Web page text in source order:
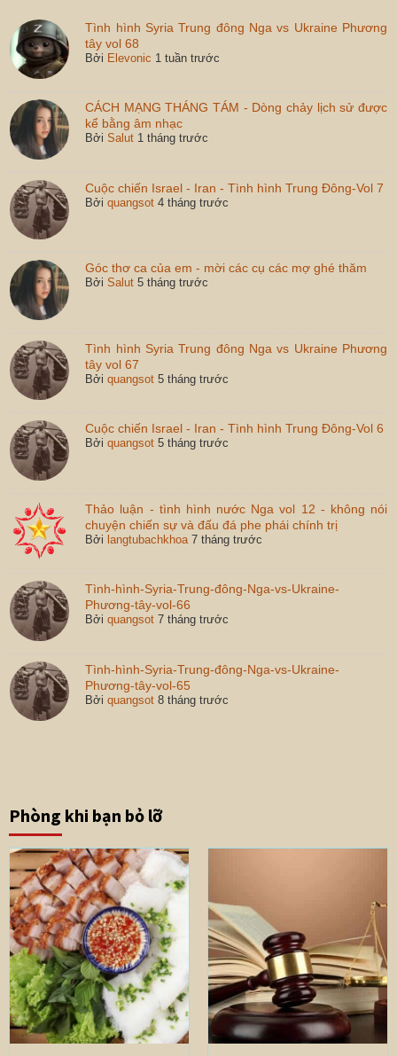
Tình hình Syria Trung đông Nga vs Ukraine Phương
tây vol 68
Bởi Elevonic 1 tuần trước
CÁCH MẠNG THÁNG TÁM - Dòng chảy lịch sử được
kể bằng âm nhạc
BởiSalut 1 tháng trước
Cuộc chiến Israel - Iran - Tình hình Trung Đông-Vol 7
Bởiquangsot 4 tháng trước
Góc thơ ca của em - mời các cụ các mợ ghé thăm
BởiSalut 5 tháng trước
Tình hình Syria Trung đông Nga vs Ukraine Phương
tây vol 67
Bởiquangsot 5 tháng trước
Cuộc chiến Israel - Iran - Tình hình Trung Đông-Vol 6
Bởiquangsot 5 tháng trước
Thảo luận - tình hình nước Nga vol 12 - không nói
chuyện chiến sự và đấu đá phe phái chính trị
Bởi langtubachkhoa 7 tháng trước
Tình-hình-Syria-Trung-đông-Nga-vs-Ukraine-
Phương-tây-vol-66
Bởiquangsot 7 tháng trước
Tình-hình-Syria-Trung-đông-Nga-vs-Ukraine-
Phương-tây-vol-65
Bởiquangsot 8 tháng trước
Phòng khi bạn bỏ lỡ